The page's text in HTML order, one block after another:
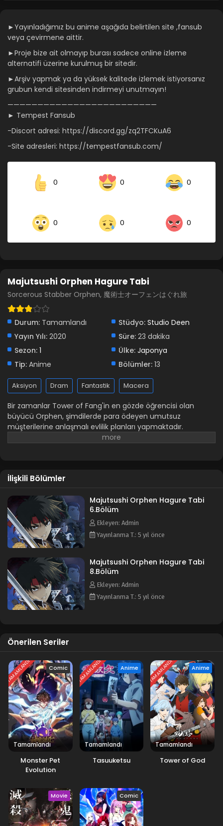
Majutsushi Orphen Hagure Tabi 2.Bölüm
Blm 2 - Majutsushi Orphen Hagure Tabi 2.Bölüm - Ekim 7,
2021
Majutsushi Orphen Hagure Tabi 1.Bölüm
►Yayınladığımız bu anime aşağıda belirtilen site ,fansub
veya çevirmene aittir.
►Proje bize ait olmayıp burası sadece online izleme
alternatifi üzerine kurulmuş bir sitedir.
►Arşiv yapmak ya da yüksek kalitede izlemek istiyorsanız
grubun kendi sitesinden indirmeyi unutmayın!
—————————————————————————
► Tempest Fansub
-Discort adresi: https://discord.gg/zq2TFCKuA6
-Site adresleri: https://tempestfansub.com/
0 0 0
0 0 0
Majutsushi Orphen Hagure Tabi
Sorcerous Stabber Orphen, 魔術士オーフェンはぐれ旅
Durum: Tamamlandı Stüdyo: Studio Deen
Yayın Yılı: 2020 Süre: 23 dakika
Sezon: 1 Ülke: Japonya
Tip: Anime Bölümler: 13
Aksiyon Dram Fantastik Macera
Bir zamanlar Tower of Fang'in en gözde öğrencisi olan
büyücü Orphen, şimdilerde para ödeyen umutsuz
müşterilerine anlaşmalı evlilik planları yapmaktadır.
Bilmeden sürüklendiği bir planın içinde, uzun süredir hedefi
Azalie'yi geçek formuna geri döndürebilmek adına verdiği
diğer isimleri: Sorcerous Stabber Orphen 魔術士オーフェンは
ぐれ旅
İlişkili Bölümler
Majutsushi Orphen Hagure Tabi
6.Bölüm
Ekleyen: Admin
Yayınlanma T.: 5 yıl önce
Majutsushi Orphen Hagure Tabi
8.Bölüm
Ekleyen: Admin
Yayınlanma T.: 5 yıl önce
Önerilen Seriler
TAMAMLANDI Comic
Tamamlandı
Monster Pet
Evolution
TAMAMLANDI Anime
Tamamlandı
Tasuuketsu
TAMAMLANDI Anime
Tamamlandı
Tower of God
Movie Comic